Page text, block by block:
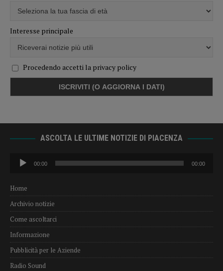
Interesse principale
Procedendo accetti la privacy policy
ASCOLTA LE ULTIME NOTIZIE DI PIACENZA
Audio
Player
00:00 00:00
Home
Archivio notizie
Come ascoltarci
Informazione
Pubblicità per le Aziende
Radio Sound